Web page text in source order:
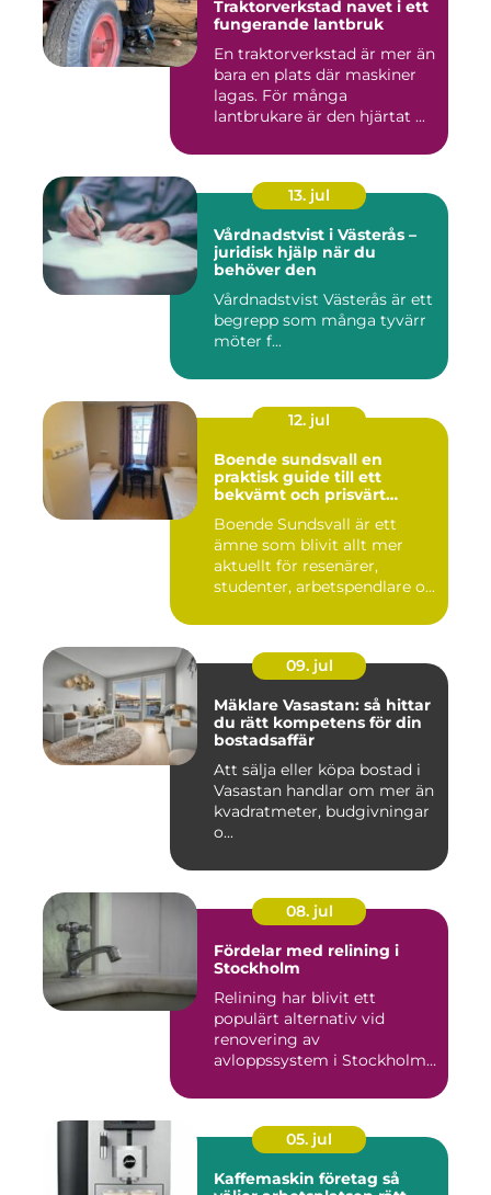
Traktorverkstad navet i ett
fungerande lantbruk
En traktorverkstad är mer än
bara en plats där maskiner
lagas. För många
lantbrukare är den hjärtat ...
13. jul
Vårdnadstvist i Västerås –
juridisk hjälp när du
behöver den
Vårdnadstvist Västerås är ett
begrepp som många tyvärr
möter f...
12. jul
Boende sundsvall en
praktisk guide till ett
bekvämt och prisvärt
Boende Sundsvall är ett
ämne som blivit allt mer
aktuellt för resenärer,
studenter, arbetspendlare o...
09. jul
Mäklare Vasastan: så hittar
du rätt kompetens för din
bostadsaffär
Att sälja eller köpa bostad i
Vasastan handlar om mer än
kvadratmeter, budgivningar
o...
08. jul
Fördelar med relining i
Stockholm
Relining har blivit ett
populärt alternativ vid
renovering av
avloppssystem i Stockholm.
05. jul
Kaffemaskin företag så